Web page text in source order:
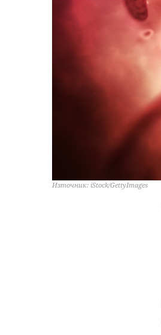
Източник: iStock/GettyImages